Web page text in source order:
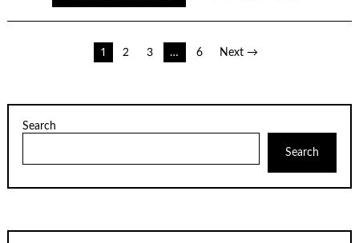
1 2 3 … 6 Next →
Search
Search